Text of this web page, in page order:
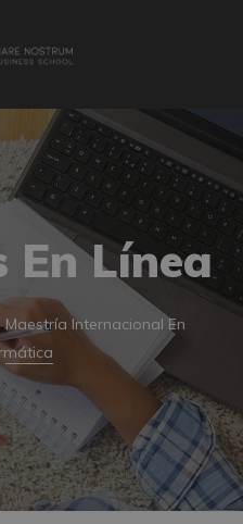
En Línea
Maestría Internacional En